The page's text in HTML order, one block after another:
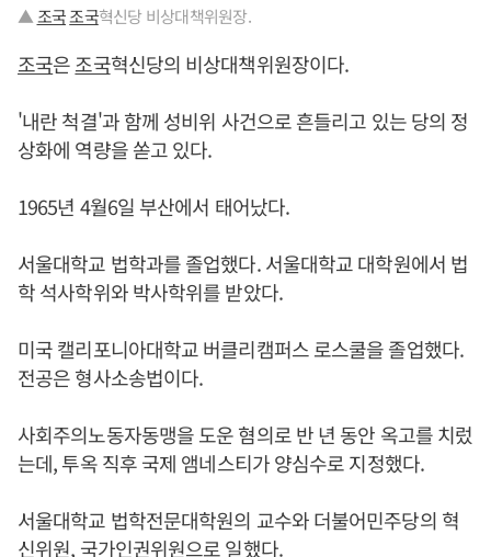
▲조국조국혁신당 비상대책위원장.
조국은조국혁신당의 비상대책위원장이다.
'내란 척결'과 함께 성비위 사건으로 흔들리고 있는 당의 정
상화에 역량을 쏟고 있다.
1965년 4월6일 부산에서 태어났다.
서울대학교 법학과를 졸업했다. 서울대학교 대학원에서 법
학 석사학위와 박사학위를 받았다.
미국 캘리포니아대학교 버클리캠퍼스 로스쿨을 졸업했다.
전공은 형사소송법이다.
사회주의노동자동맹을 도운 혐의로 반 년 동안 옥고를 치렀
는데, 투옥 직후 국제 앰네스티가 양심수로 지정했다.
서울대학교 법학전문대학원의 교수와 더불어민주당의 혁
신위원, 국가인권위원으로 일했다.